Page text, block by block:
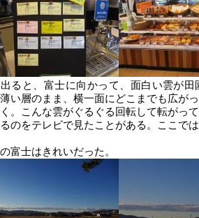
ると、富士に向かって、面白い雲が
い層のまま、横一面にどこまでも広が
。こんな雲がぐるぐる回転して転がっ
のをテレビで見たことがある。ここで
富士はきれいだった。